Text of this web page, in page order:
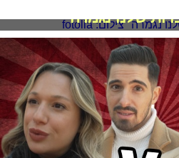
שלנו נגמרה"